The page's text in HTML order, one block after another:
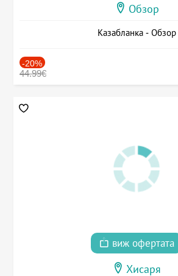
Обзор
Казабланка - Обзор
-20%
44.99€
виж офертата
Хисаря